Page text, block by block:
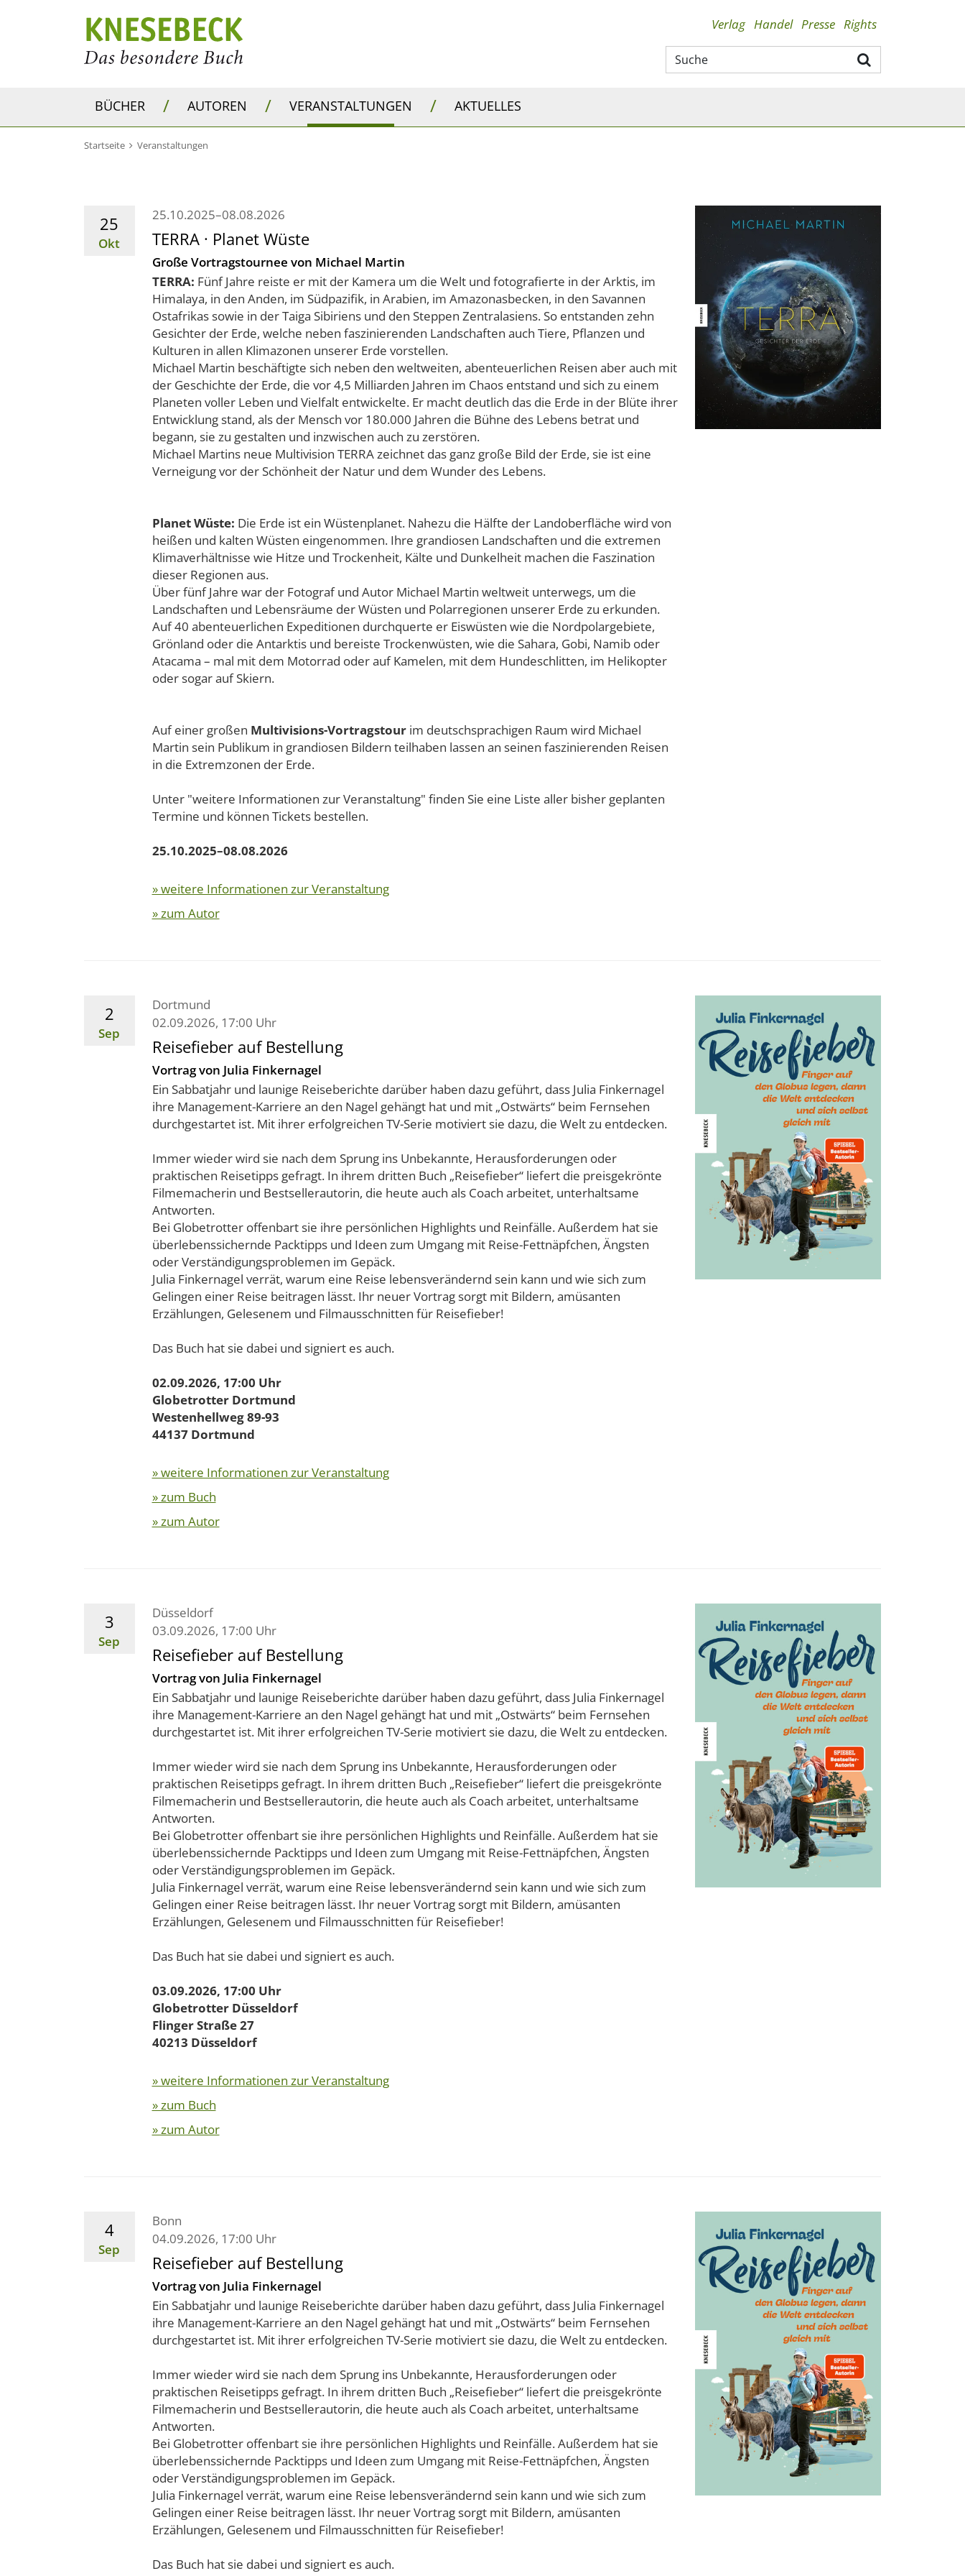
Verlag Handel Presse Rights
BÜCHER / AUTOREN / VERANSTALTUNGEN / AKTUELLES
Startseite Veranstaltungen
25
Okt
25.10.2025–08.08.2026
TERRA · Planet Wüste
Große Vortragstournee von Michael Martin
TERRA: Fünf Jahre reiste er mit der Kamera um die Welt und fotografierte in der Arktis, im
Himalaya, in den Anden, im Südpazifik, in Arabien, im Amazonasbecken, in den Savannen
Ostafrikas sowie in der Taiga Sibiriens und den Steppen Zentralasiens. So entstanden zehn
Gesichter der Erde, welche neben faszinierenden Landschaften auch Tiere, Pflanzen und
Kulturen in allen Klimazonen unserer Erde vorstellen.
Michael Martin beschäftigte sich neben den weltweiten, abenteuerlichen Reisen aber auch mit
der Geschichte der Erde, die vor 4,5 Milliarden Jahren im Chaos entstand und sich zu einem
Planeten voller Leben und Vielfalt entwickelte. Er macht deutlich das die Erde in der Blüte ihrer
Entwicklung stand, als der Mensch vor 180.000 Jahren die Bühne des Lebens betrat und
begann, sie zu gestalten und inzwischen auch zu zerstören.
Michael Martins neue Multivision TERRA zeichnet das ganz große Bild der Erde, sie ist eine
Verneigung vor der Schönheit der Natur und dem Wunder des Lebens.
Planet Wüste: Die Erde ist ein Wüstenplanet. Nahezu die Hälfte der Landoberfläche wird von
heißen und kalten Wüsten eingenommen. Ihre grandiosen Landschaften und die extremen
Klimaverhältnisse wie Hitze und Trockenheit, Kälte und Dunkelheit machen die Faszination
dieser Regionen aus.
Über fünf Jahre war der Fotograf und Autor Michael Martin weltweit unterwegs, um die
Landschaften und Lebensräume der Wüsten und Polarregionen unserer Erde zu erkunden.
Auf 40 abenteuerlichen Expeditionen durchquerte er Eiswüsten wie die Nordpolargebiete,
Grönland oder die Antarktis und bereiste Trockenwüsten, wie die Sahara, Gobi, Namib oder
Atacama – mal mit dem Motorrad oder auf Kamelen, mit dem Hundeschlitten, im Helikopter
oder sogar auf Skiern.
Auf einer großen Multivisions-Vortragstourim deutschsprachigen Raum wird Michael
Martin sein Publikum in grandiosen Bildern teilhaben lassen an seinen faszinierenden Reisen
in die Extremzonen der Erde.
Unter "weitere Informationen zur Veranstaltung" finden Sie eine Liste aller bisher geplanten
Termine und können Tickets bestellen.
25.10.2025–08.08.2026
» weitere Informationen zur Veranstaltung
» zum Autor
2
Sep
Dortmund
02.09.2026, 17:00 Uhr
Reisefieber auf Bestellung
Vortrag von Julia Finkernagel
Ein Sabbatjahr und launige Reiseberichte darüber haben dazu geführt, dass Julia Finkernagel
ihre Management-Karriere an den Nagel gehängt hat und mit „Ostwärts“ beim Fernsehen
durchgestartet ist. Mit ihrer erfolgreichen TV-Serie motiviert sie dazu, die Welt zu entdecken.
Immer wieder wird sie nach dem Sprung ins Unbekannte, Herausforderungen oder
praktischen Reisetipps gefragt. In ihrem dritten Buch „Reisefieber“ liefert die preisgekrönte
Filmemacherin und Bestsellerautorin, die heute auch als Coach arbeitet, unterhaltsame
Antworten.
Bei Globetrotter offenbart sie ihre persönlichen Highlights und Reinfälle. Außerdem hat sie
überlebenssichernde Packtipps und Ideen zum Umgang mit Reise-Fettnäpfchen, Ängsten
oder Verständigungsproblemen im Gepäck.
Julia Finkernagel verrät, warum eine Reise lebensverändernd sein kann und wie sich zum
Gelingen einer Reise beitragen lässt. Ihr neuer Vortrag sorgt mit Bildern, amüsanten
Erzählungen, Gelesenem und Filmausschnitten für Reisefieber!
Das Buch hat sie dabei und signiert es auch.
02.09.2026, 17:00 Uhr
Globetrotter Dortmund
Westenhellweg 89-93
44137 Dortmund
» weitere Informationen zur Veranstaltung
» zum Buch
» zum Autor
3
Sep
Düsseldorf
03.09.2026, 17:00 Uhr
Reisefieber auf Bestellung
Vortrag von Julia Finkernagel
Ein Sabbatjahr und launige Reiseberichte darüber haben dazu geführt, dass Julia Finkernagel
ihre Management-Karriere an den Nagel gehängt hat und mit „Ostwärts“ beim Fernsehen
durchgestartet ist. Mit ihrer erfolgreichen TV-Serie motiviert sie dazu, die Welt zu entdecken.
Immer wieder wird sie nach dem Sprung ins Unbekannte, Herausforderungen oder
praktischen Reisetipps gefragt. In ihrem dritten Buch „Reisefieber“ liefert die preisgekrönte
Filmemacherin und Bestsellerautorin, die heute auch als Coach arbeitet, unterhaltsame
Antworten.
Bei Globetrotter offenbart sie ihre persönlichen Highlights und Reinfälle. Außerdem hat sie
überlebenssichernde Packtipps und Ideen zum Umgang mit Reise-Fettnäpfchen, Ängsten
oder Verständigungsproblemen im Gepäck.
Julia Finkernagel verrät, warum eine Reise lebensverändernd sein kann und wie sich zum
Gelingen einer Reise beitragen lässt. Ihr neuer Vortrag sorgt mit Bildern, amüsanten
Erzählungen, Gelesenem und Filmausschnitten für Reisefieber!
Das Buch hat sie dabei und signiert es auch.
03.09.2026, 17:00 Uhr
Globetrotter Düsseldorf
Flinger Straße 27
40213 Düsseldorf
» weitere Informationen zur Veranstaltung
» zum Buch
» zum Autor
4
Sep
Bonn
04.09.2026, 17:00 Uhr
Reisefieber auf Bestellung
Vortrag von Julia Finkernagel
Ein Sabbatjahr und launige Reiseberichte darüber haben dazu geführt, dass Julia Finkernagel
ihre Management-Karriere an den Nagel gehängt hat und mit „Ostwärts“ beim Fernsehen
durchgestartet ist. Mit ihrer erfolgreichen TV-Serie motiviert sie dazu, die Welt zu entdecken.
Immer wieder wird sie nach dem Sprung ins Unbekannte, Herausforderungen oder
praktischen Reisetipps gefragt. In ihrem dritten Buch „Reisefieber“ liefert die preisgekrönte
Filmemacherin und Bestsellerautorin, die heute auch als Coach arbeitet, unterhaltsame
Antworten.
Bei Globetrotter offenbart sie ihre persönlichen Highlights und Reinfälle. Außerdem hat sie
überlebenssichernde Packtipps und Ideen zum Umgang mit Reise-Fettnäpfchen, Ängsten
oder Verständigungsproblemen im Gepäck.
Julia Finkernagel verrät, warum eine Reise lebensverändernd sein kann und wie sich zum
Gelingen einer Reise beitragen lässt. Ihr neuer Vortrag sorgt mit Bildern, amüsanten
Erzählungen, Gelesenem und Filmausschnitten für Reisefieber!
Das Buch hat sie dabei und signiert es auch.